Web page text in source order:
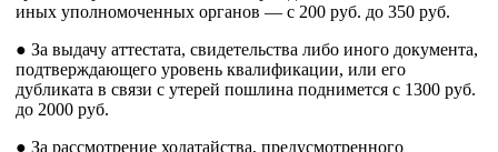
иных уполномоченных органов — с 200 руб. до 350 руб.
● За выдачу аттестата, свидетельства либо иного документа,
подтверждающего уровень квалификации, или его
дубликата в связи с утерей пошлина поднимется с 1300 руб.
до 2000 руб.
● За рассмотрение ходатайства, предусмотренного